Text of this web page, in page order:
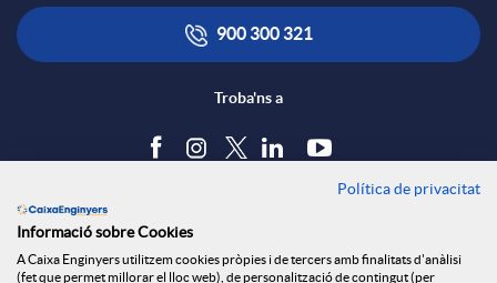
x
s
S
i
c
ó
a
900 300 321
Troba'ns a
Política de cookies
Política de privacitat
Informació sobre Cookies
A Caixa Enginyers utilitzem cookies pròpies i de tercers amb finalitats d'anàlisi
(fet que permet millorar el lloc web), de personalització de contingut (per